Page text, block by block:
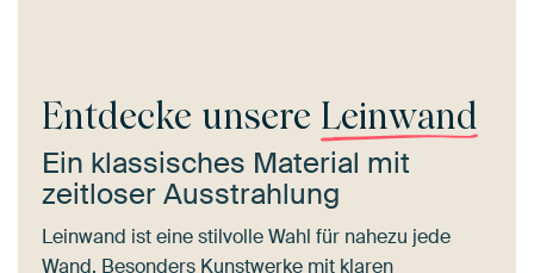
Entdecke unsere Leinwand
Ein klassisches Material mit
zeitloser Ausstrahlung
Leinwand ist eine stilvolle Wahl für nahezu jede
Wand. Besonders Kunstwerke mit klaren